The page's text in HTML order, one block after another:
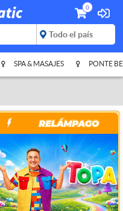
0
SPA & MASAJES PONTE